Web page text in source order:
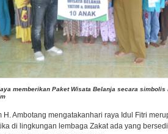
memberikan Paket Wisata Belanja secara simbolis
H. Ambotang mengatakanhari raya Idul Fitri
di lingkungan lembaga Zakat ada yang